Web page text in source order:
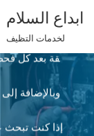
Skip
content
ابداع السلام
لخدمات التظيف
نستخدم قطع
قة بعد كل
وبالإضافة
إذا كنت تبحث